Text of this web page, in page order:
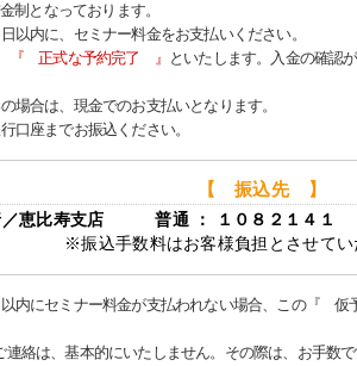
制となっております。
以内に、セミナー料金をお支払いください。
『 正式な予約完了 』 といたします。入金の確認
場合は、現金でのお支払いとなります。
口座までお振込ください。
【 振込先 】
／恵比寿支店 普通 ： １０８２１４１
※振込手数料はお客様負担とさせてい
内にセミナー料金が支払われない場合、この『
絡は、基本的にいたしません。その際は、お手数で